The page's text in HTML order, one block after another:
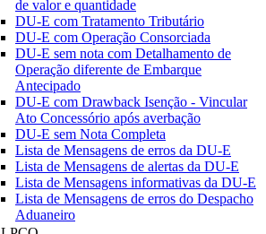
de valor e quantidade
DU-E com Tratamento Tributário
DU-E com Operação Consorciada
DU-E sem nota com Detalhamento de
Operação diferente de Embarque
Antecipado
DU-E com Drawback Isenção - Vincular
Ato Concessório após averbação
DU-E sem Nota Completa
Lista de Mensagens de erros da DU-E
Lista de Mensagens de alertas da DU-E
Lista de Mensagens informativas da DU-E
Lista de Mensagens de erros do Despacho
Aduaneiro